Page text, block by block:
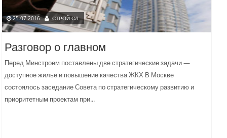
25.07.2016 СТРОЙ СЛ
Разговор о главном
Перед Минстроем поставлены две стратегические задачи —
доступное жилье и повышение качества ЖКХ В Москве
состоялось заседание Совета по стратегическому развитию и
приоритетным проектам при...